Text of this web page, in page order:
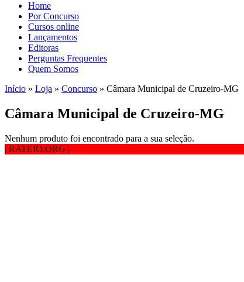
Home
Por Concurso
Cursos online
Lançamentos
Editoras
Perguntas Frequentes
Quem Somos
Início » Loja » Concurso » Câmara Municipal de Cruzeiro-MG
Câmara Municipal de Cruzeiro-MG
Nenhum produto foi encontrado para a sua seleção.
| RATEIO.ORG |